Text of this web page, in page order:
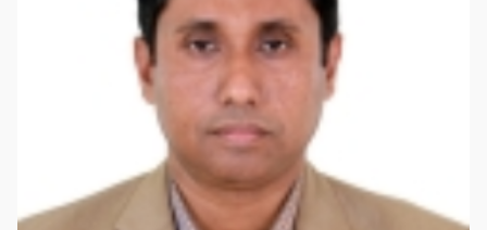
Kazi Mohammad Mahbubur
Rahma্‌n , professor, Department
of political science
Education Enthusiast Representative